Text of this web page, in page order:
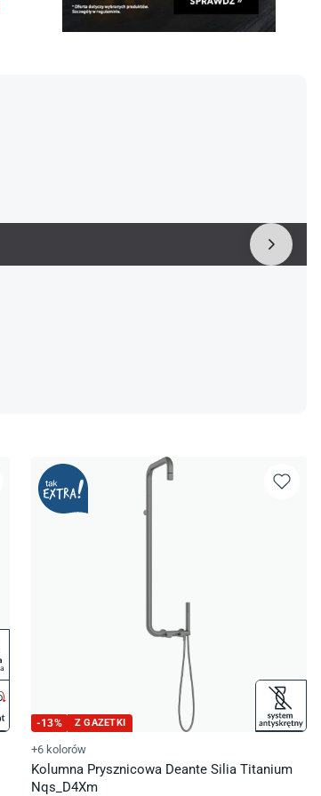
-13% Z GAZETKI
+6 kolorów
Kolumna Prysznicowa Deante Silia Titanium
Nqs_D4Xm